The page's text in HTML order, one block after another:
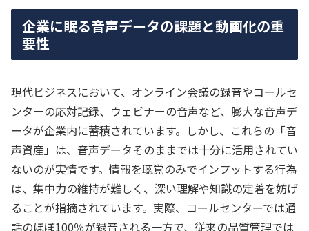
企業に眠る音声データの課題と動画化の重
要性
現代ビジネスにおいて、オンライン会議の録音やコールセ
ンターの応対記録、ウェビナーの音声など、膨大な音声デ
ータが企業内に蓄積されています。しかし、これらの「音
声資産」は、音声データそのままでは十分に活用されてい
ないのが実情です。情報を聴覚のみでインプットする行為
は、集中力の維持が難しく、深い理解や知識の定着を妨げ
ることが指摘されています。実際、コールセンターでは通
話のほぼ100％が録音される一方で、従来の品質管理では